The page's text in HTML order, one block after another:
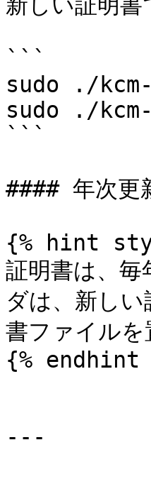
```
sudo ./
sudo ./
```
#### 年次更
{% hint
証明書は、毎
ダは、新し
書ファイル
{% endhint
---